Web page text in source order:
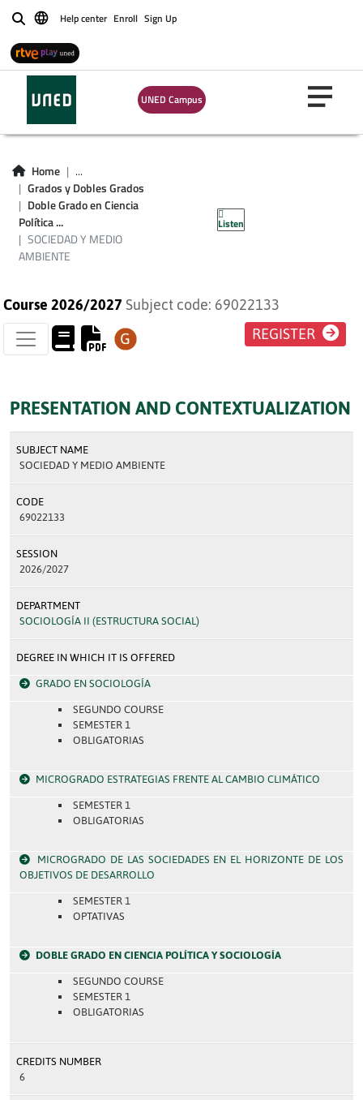
BuscarHelp center Enroll Sign Up
UNED Campus
Home
...
Grados y Dobles Grados
Doble Grado en Ciencia
Política ...
SOCIEDAD Y MEDIO
AMBIENTE
Listen
SOCIEDAD Y MEDIO
AMBIENTE
Course 2026/2027 Subject code: 69022133
REGISTER
PRESENTATION AND CONTEXTUALIZATION
SUBJECT NAME
SOCIEDAD Y MEDIO AMBIENTE
CODE
69022133
SESSION
2026/2027
DEPARTMENT
SOCIOLOGÍA II (ESTRUCTURA SOCIAL)
DEGREE IN WHICH IT IS OFFERED
GRADO EN SOCIOLOGÍA
SEGUNDO COURSE
SEMESTER 1
OBLIGATORIAS
MICROGRADO ESTRATEGIAS FRENTE AL CAMBIO CLIMÁTICO
SEMESTER 1
OBLIGATORIAS
MICROGRADO DE LAS SOCIEDADES EN EL HORIZONTE DE LOS
OBJETIVOS DE DESARROLLO
SEMESTER 1
OPTATIVAS
DOBLE GRADO EN CIENCIA POLÍTICA Y SOCIOLOGÍA
SEGUNDO COURSE
SEMESTER 1
OBLIGATORIAS
CREDITS NUMBER
6